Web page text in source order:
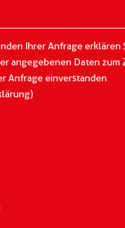
Ihrer Anfrage erklären
angegebenen Daten zum
Anfrage einverstanden